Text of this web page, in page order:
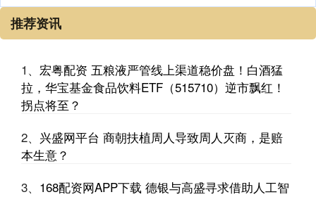
推荐资讯
1、 宏粤配资 五粮液严管线上渠道稳价盘！白酒猛
拉，华宝基金食品饮料ETF（515710）逆市飘红！
拐点将至？
2、 兴盛网平台 商朝扶植周人导致周人灭商，是赔
本生意？
3、 168配资网APP下载 德银与高盛寻求借助人工智